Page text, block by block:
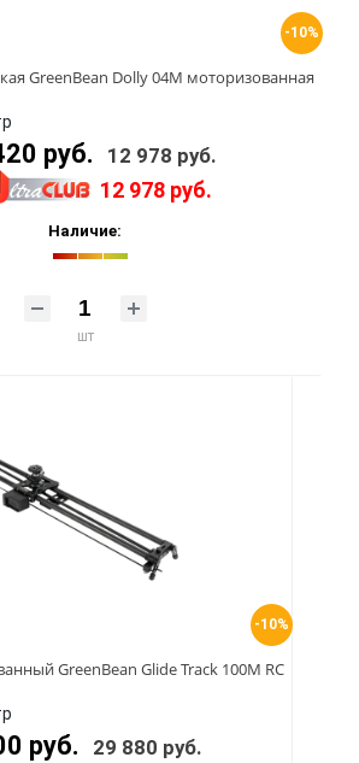
-10%
GreenBean Dolly 04M моторизованная
руб. 12 978 руб.
12 978 руб.
Наличие:
шт
-10%
GreenBean Glide Track 100M RC
руб. 29 880 руб.